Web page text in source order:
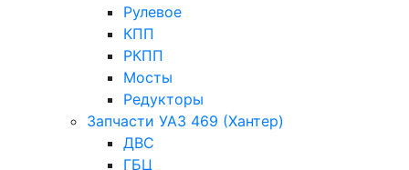
Рулевое
КПП
РКПП
Мосты
Редукторы
Запчасти УАЗ 469 (Хантер)
ДВС
ГБЦ